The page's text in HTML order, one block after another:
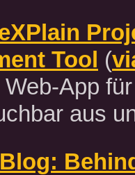
Tool (
App
aus